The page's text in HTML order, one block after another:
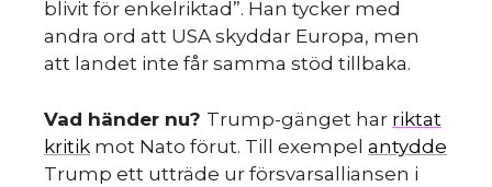
blivit för enkelriktad”. Han tycker med
andra ord att USA skyddar Europa, men
att landet inte får samma stöd tillbaka.
Vad händer nu? Trump-gänget har riktat
kritik mot Nato förut. Till exempel antydde
Trump ett utträde ur försvarsalliansen i